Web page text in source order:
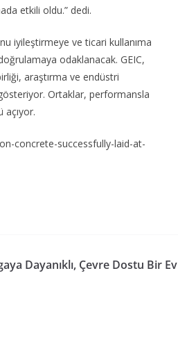
etkili oldu.” dedi.
iyileştirmeye ve ticari kullanıma
odaklanacak. GEIC,
araştırma ve endüstri
Ortaklar, performansla
concrete-successfully-laid-at-
Dayanıklı, Çevre Dostu Bir Ev